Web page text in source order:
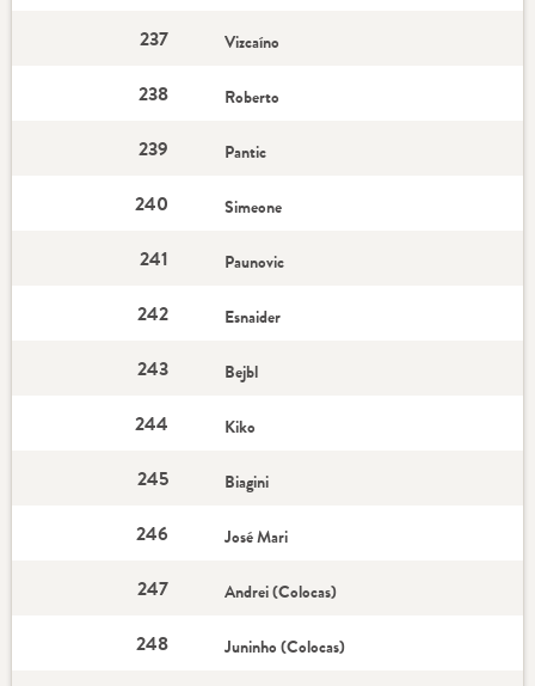
237 Vizcaíno
238 Roberto
239 Pantic
240 Simeone
241 Paunovic
242 Esnaider
243 Bejbl
244 Kiko
245 Biagini
246 José Mari
247 Andrei (Colocas)
248 Juninho (Colocas)